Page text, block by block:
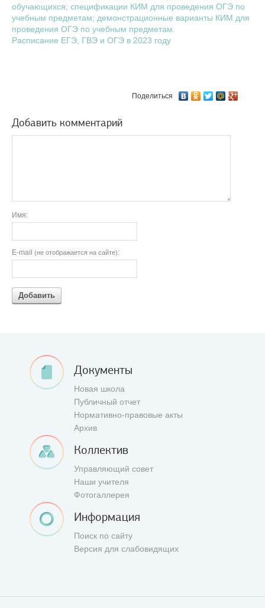
обучающихся; спецификации КИМ для проведения ОГЭ по
учебным предметам; демонстрационные варианты КИМ для
проведения ОГЭ по учебным предметам.
Расписание ЕГЭ, ГВЭ и ОГЭ в 2023 году
Поделиться
Добавить комментарий
Имя:
E-mail (не отображается на сайте):
Добавить
Документы
Новая школа
Публичный отчет
Нормативно-правовые акты
Архив
Коллектив
Управляющий совет
Наши учителя
Фотогаллерея
Информация
Поиск по сайту
Версия для слабовидящих